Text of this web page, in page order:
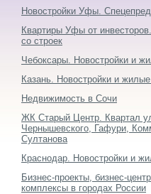
Новостройки Уфы.
Квартиры Уфы от
со строек
Чебоксары. Новостройки и
Казань. Новостройки и
Недвижимость в Сочи
ЖК Старый Центр. Квартал
Чернышевского, Гафури,
Султанова
Краснодар. Новостройки и
Бизнес-проекты, бизнес-
комплексы в городах России